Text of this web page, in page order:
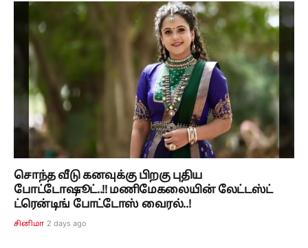
சொந்த வீடு கனவுக்கு பிறகு புதிய
போட்டோஷூட்..!! மணிமேகலையின் லேட்டஸ்ட்
ட்ரென்டிங் போட்டோஸ் வைரல்..!
சினிமா 2 days ago